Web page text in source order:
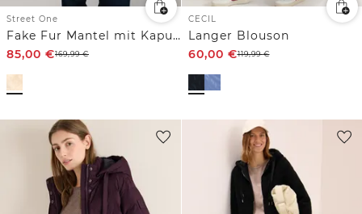
Street One
Fake Fur Mantel mit Kapuze
85,00 €169,99€
CECIL
Langer Blouson
60,00 €119,99€